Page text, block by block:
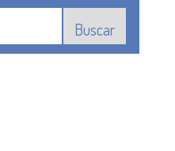
Buscar